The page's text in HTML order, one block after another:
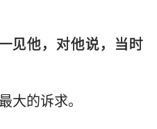
见他，对他说，当时
大的诉求。